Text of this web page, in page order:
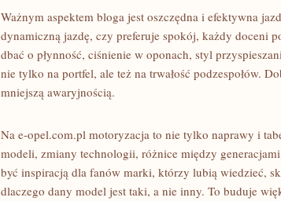
Ważnym aspektem bloga jest oszczędna i efektywna
dynamiczną jazdę, czy preferuje spokój, każdy doceni
dbać o płynność, ciśnienie w oponach, styl
nie tylko na portfel, ale też na trwałość podzespołów.
mniejszą awaryjnością.
Na e-opel.com.pl motoryzacja to nie tylko naprawy i
modeli, zmiany technologii, różnice między
być inspiracją dla fanów marki, którzy lubią wiedzieć,
dlaczego dany model jest taki, a nie inny. To buduje